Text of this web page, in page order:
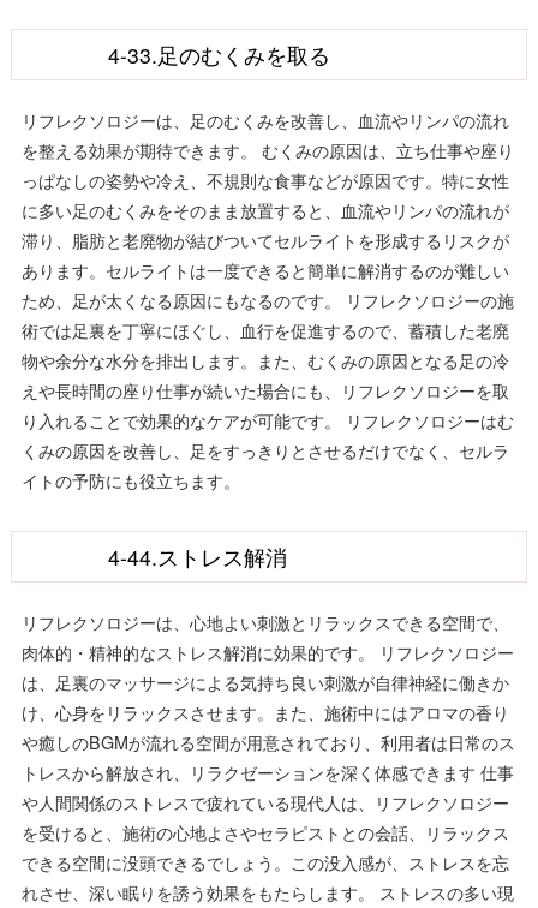
4-33.足のむくみを取る
リフレクソロジーは、足のむくみを改善し、血流やリンパの流れ
を整える効果が期待できます。 むくみの原因は、立ち仕事や座り
っぱなしの姿勢や冷え、不規則な食事などが原因です。特に女性
に多い足のむくみをそのまま放置すると、血流やリンパの流れが
滞り、脂肪と老廃物が結びついてセルライトを形成するリスクが
あります。セルライトは一度できると簡単に解消するのが難しい
ため、足が太くなる原因にもなるのです。 リフレクソロジーの施
術では足裏を丁寧にほぐし、血行を促進するので、蓄積した老廃
物や余分な水分を排出します。また、むくみの原因となる足の冷
えや長時間の座り仕事が続いた場合にも、リフレクソロジーを取
り入れることで効果的なケアが可能です。 リフレクソロジーはむ
くみの原因を改善し、足をすっきりとさせるだけでなく、セルラ
イトの予防にも役立ちます。
4-44.ストレス解消
リフレクソロジーは、心地よい刺激とリラックスできる空間で、
肉体的・精神的なストレス解消に効果的です。 リフレクソロジー
は、足裏のマッサージによる気持ち良い刺激が自律神経に働きか
け、心身をリラックスさせます。また、施術中にはアロマの香り
や癒しのBGMが流れる空間が用意されており、利用者は日常のス
トレスから解放され、リラクゼーションを深く体感できます 仕事
や人間関係のストレスで疲れている現代人は、リフレクソロジー
を受けると、施術の心地よさやセラピストとの会話、リラックス
できる空間に没頭できるでしょう。この没入感が、ストレスを忘
れさせ、深い眠りを誘う効果をもたらします。 ストレスの多い現